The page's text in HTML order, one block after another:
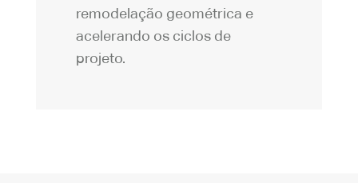
remodelação geométrica e
acelerando os ciclos de
projeto.